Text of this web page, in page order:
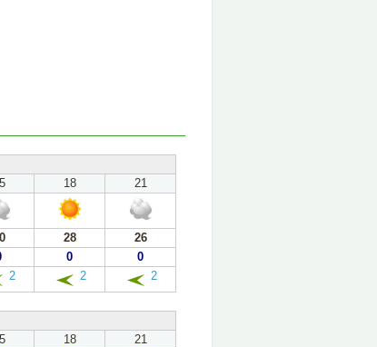
18
21
28
26
0
0
2 2 2
18
21